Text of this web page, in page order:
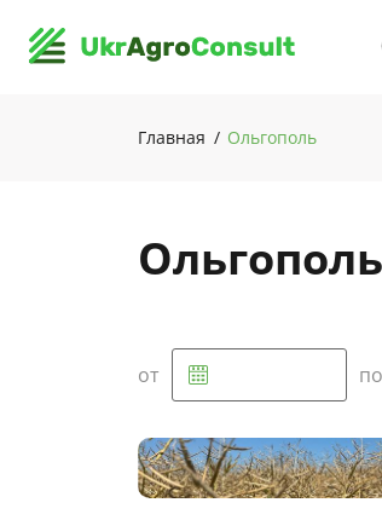
Главная Ольгополь
Ольгополь
от по